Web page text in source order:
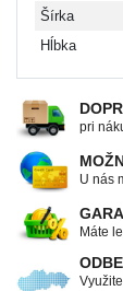
Šírka
Hĺbka
pri
U nás
Máte